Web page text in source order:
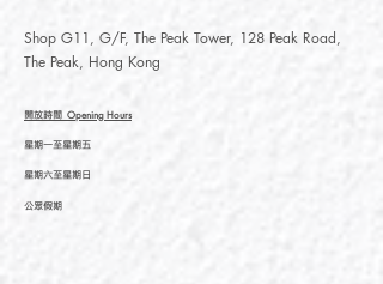
Shop G11, G/F, The Peak Tower, 128 Peak Road,
The Peak, Hong Kong
開放時間 Opening Hours
星期一至星期五
星期六至星期日
公眾假期